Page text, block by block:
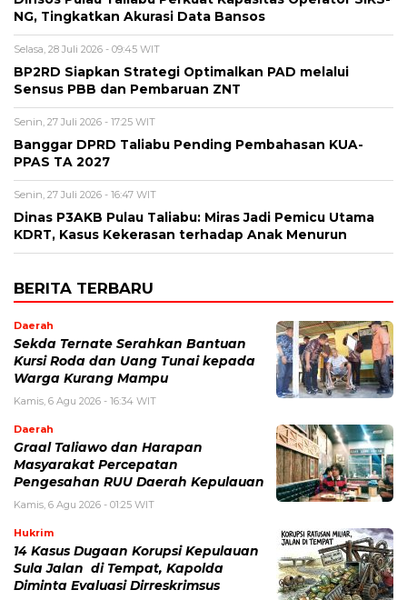
NG, Tingkatkan Akurasi Data Bansos
Selasa, 28 Juli 2026 - 09:45 WIT
BP2RD Siapkan Strategi Optimalkan PAD melalui
Sensus PBB dan Pembaruan ZNT
Senin, 27 Juli 2026 - 17:25 WIT
Banggar DPRD Taliabu Pending Pembahasan KUA-
PPAS TA 2027
Senin, 27 Juli 2026 - 16:47 WIT
Dinas P3AKB Pulau Taliabu: Miras Jadi Pemicu Utama
KDRT, Kasus Kekerasan terhadap Anak Menurun
BERITA TERBARU
Daerah
Sekda Ternate Serahkan Bantuan
Kursi Roda dan Uang Tunai kepada
Warga Kurang Mampu
Kamis, 6 Agu 2026 - 16:34 WIT
Daerah
Graal Taliawo dan Harapan
Masyarakat Percepatan
Pengesahan RUU Daerah Kepulauan
Kamis, 6 Agu 2026 - 01:25 WIT
Hukrim
14 Kasus Dugaan Korupsi Kepulauan
Sula Jalan di Tempat, Kapolda
Diminta Evaluasi Dirreskrimsus